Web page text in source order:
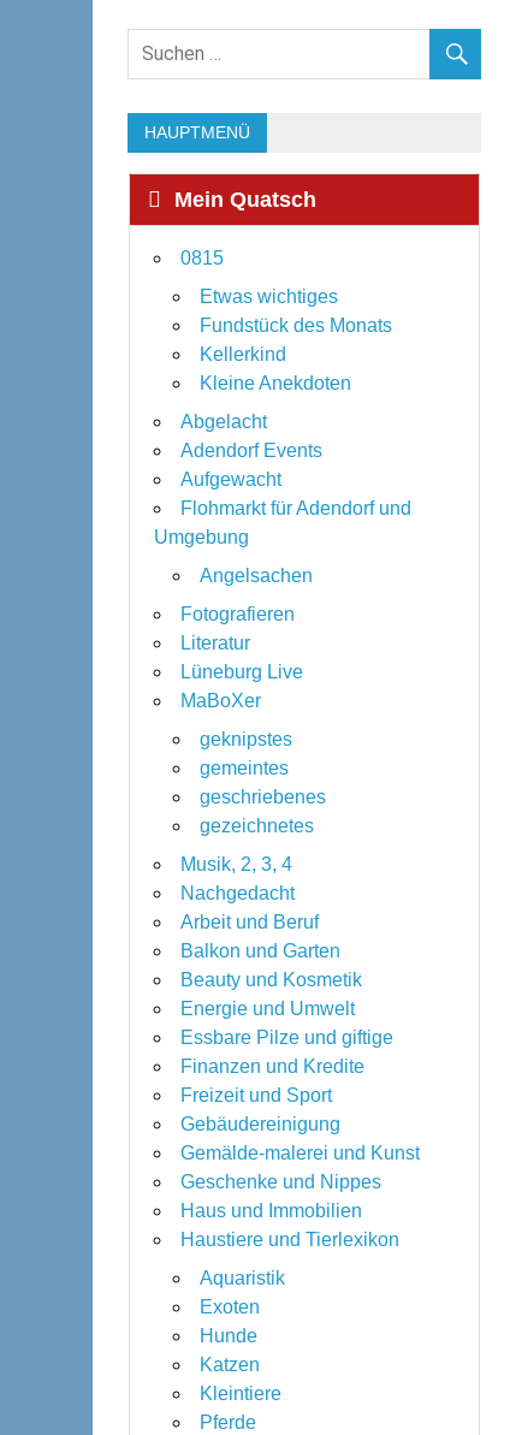
HAUPTMENÜ
Mein Quatsch
0815
Etwas wichtiges
Fundstück des Monats
Kellerkind
Kleine Anekdoten
Abgelacht
Adendorf Events
Aufgewacht
Flohmarkt für Adendorf und
Umgebung
Angelsachen
Fotografieren
Literatur
Lüneburg Live
MaBoXer
geknipstes
gemeintes
geschriebenes
gezeichnetes
Musik, 2, 3, 4
Nachgedacht
Arbeit und Beruf
Balkon und Garten
Beauty und Kosmetik
Energie und Umwelt
Essbare Pilze und giftige
Finanzen und Kredite
Freizeit und Sport
Gebäudereinigung
Gemälde-malerei und Kunst
Geschenke und Nippes
Haus und Immobilien
Haustiere und Tierlexikon
Aquaristik
Exoten
Hunde
Katzen
Kleintiere
Pferde